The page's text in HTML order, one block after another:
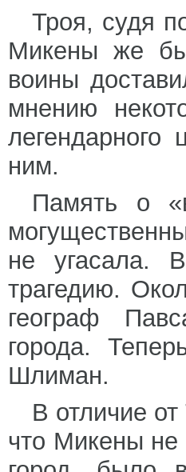
Троя, судя
Микены же
воины
мнению
ним.
Память о
не угасала.
трагедию.
географ
города.
Шлиман.
В отличие
что Микены не